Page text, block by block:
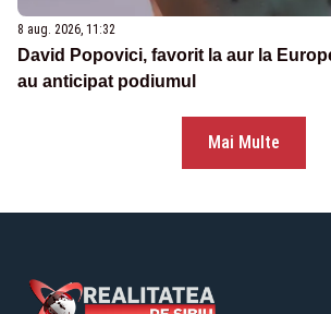
8 aug. 2026, 11:32
David Popovici, favorit la aur la
au anticipat podiumul
Mai Multe